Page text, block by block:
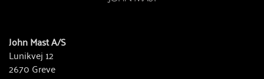
John Mast A/S
Lunikvej 12
2670 Greve